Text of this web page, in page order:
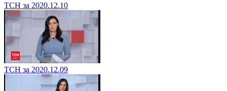
ТСН за 2020.12.10
ТСН за 2020.12.09